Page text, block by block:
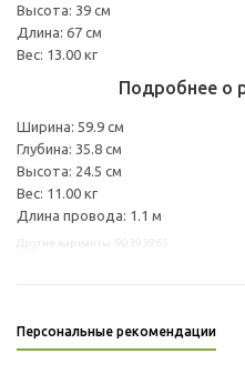
Высота: 39 см
Длина: 67 см
Вес: 13.00 кг
Подробнее о
Ширина: 59.9 см
Глубина: 35.8 см
Высота: 24.5 см
Вес: 11.00 кг
Длина провода: 1.1 м
Персональные рекомендации